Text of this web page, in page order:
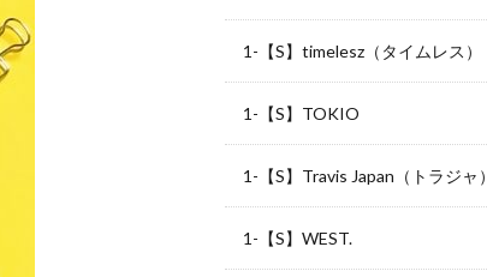
1-【S】timelesz（タイムレス）
1-【S】TOKIO
1-【S】Travis Japan（トラジャ）
1-【S】WEST.